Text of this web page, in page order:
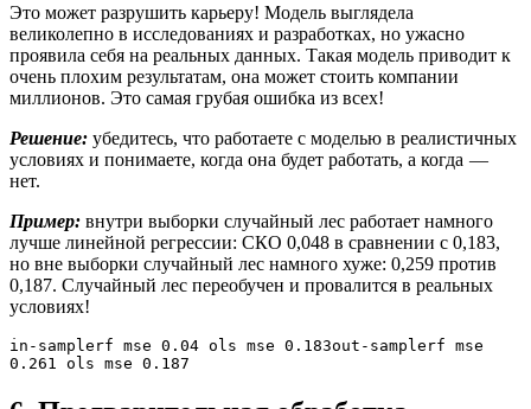
Это может разрушить карьеру! Модель выглядела
великолепно в исследованиях и разработках, но ужасно
проявила себя на реальных данных. Такая модель приводит к
очень плохим результатам, она может стоить компании
миллионов. Это самая грубая ошибка из всех!
Решение: убедитесь, что работаете с моделью в реалистичных
условиях и понимаете, когда она будет работать, а когда —
нет.
Пример: внутри выборки случайный лес работает намного
лучше линейной регрессии: СКО 0,048 в сравнении с 0,183,
но вне выборки случайный лес намного хуже: 0,259 против
0,187. Случайный лес переобучен и провалится в реальных
условиях!
in-samplerf mse 0.04 ols mse 0.183out-samplerf mse
0.261 ols mse 0.187